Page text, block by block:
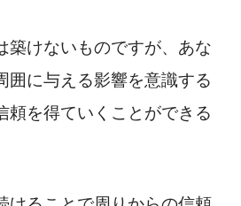
築けないものですが、あな
囲に与える影響を意識する
頼を得ていくことができる